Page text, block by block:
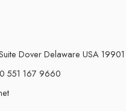
Dover Delaware USA 19901
551 167 9660